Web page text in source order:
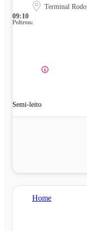
09:10
Terminal
Poltrona
Semi-leito
Home